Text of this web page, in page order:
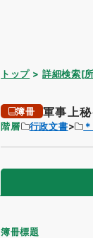
トップ 詳細検索[
簿冊 軍事上
階層 行政文書
簿冊標題